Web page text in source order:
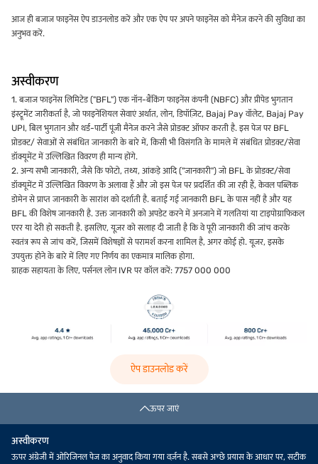
आज ही बजाज फाइनेंस ऐप डाउनलोड करें और एक ऐप पर अपने फाइनेंस को मैनेज करने की सुविधा का
अनुभव करें.
अस्वीकरण
1. बजाज फाइनेंस लिमिटेड ("BFL") एक नॉन-बैंकिंग फाइनेंस कंपनी (NBFC) और प्रीपेड भुगतान
इंस्ट्रूमेंट जारीकर्ता है, जो फाइनेंशियल सेवाएं अर्थात, लोन, डिपॉज़िट, Bajaj Pay वॉलेट, Bajaj Pay
UPI, बिल भुगतान और थर्ड-पार्टी पूंजी मैनेज करने जैसे प्रोडक्ट ऑफर करती है. इस पेज पर BFL
प्रोडक्ट/ सेवाओं से संबंधित जानकारी के बारे में, किसी भी विसंगति के मामले में संबंधित प्रोडक्ट/सेवा
डॉक्यूमेंट में उल्लिखित विवरण ही मान्य होंगे.
2. अन्य सभी जानकारी, जैसे कि फोटो, तथ्य, आंकड़े आदि ("जानकारी") जो BFL के प्रोडक्ट/सेवा
डॉक्यूमेंट में उल्लिखित विवरण के अलावा हैं और जो इस पेज पर प्रदर्शित की जा रही हैं, केवल पब्लिक
डोमेन से प्राप्त जानकारी के सारांश को दर्शाती है. बताई गई जानकारी BFL के पास नहीं है और यह
BFL की विशेष जानकारी है. उक्त जानकारी को अपडेट करने में अनजाने में गलतियां या टाइपोग्राफिकल
एरर या देरी हो सकती है. इसलिए, यूज़र को सलाह दी जाती है कि वे पूरी जानकारी की जांच करके
स्वतंत्र रूप से जांच करें, जिसमें विशेषज्ञों से परामर्श करना शामिल है, अगर कोई हो. यूज़र, इसके
उपयुक्त होने के बारे में लिए गए निर्णय का एकमात्र मालिक होगा.
ग्राहक सहायता के लिए, पर्सनल लोन IVR पर कॉल करें: 7757 000 000
ऐप डाउनलोड करें
ऊपर जाएं
अस्वीकरण
ऊपर अंग्रेजी में ओरिजिनल पेज का अनुवाद किया गया वर्ज़न है. सबसे अच्छे प्रयास के आधार पर, सटीक